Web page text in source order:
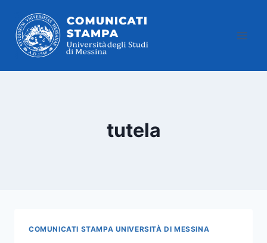
contenuto
tutela
COMUNICATI STAMPA UNIVERSITÀ DI MESSINA